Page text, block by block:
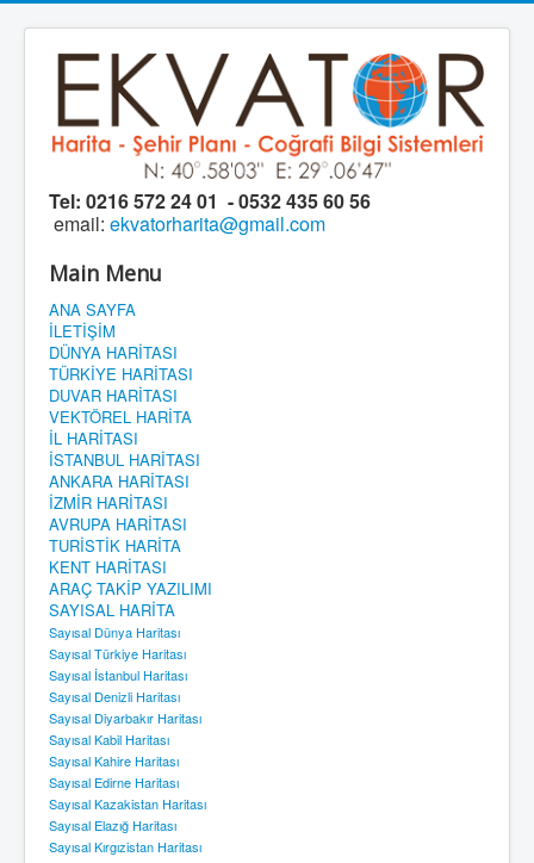
Tel: 0216 572 24 01 - 0532 435 60 56
email: ekvatorharita@gmail.com
Main Menu
ANA SAYFA
İLETİŞİM
DÜNYA HARİTASI
TÜRKİYE HARİTASI
DUVAR HARİTASI
VEKTÖREL HARİTA
İL HARİTASI
İSTANBUL HARİTASI
ANKARA HARİTASI
İZMİR HARİTASI
AVRUPA HARİTASI
TURİSTİK HARİTA
KENT HARİTASI
ARAÇ TAKİP YAZILIMI
SAYISAL HARİTA
Sayısal Dünya Haritası
Sayısal Türkiye Haritası
Sayısal İstanbul Haritası
Sayısal Denizli Haritası
Sayısal Diyarbakır Haritası
Sayısal Kabil Haritası
Sayısal Kahire Haritası
Sayısal Edirne Haritası
Sayısal Kazakistan Haritası
Sayısal Elazığ Haritası
Sayısal Kırgızistan Haritası